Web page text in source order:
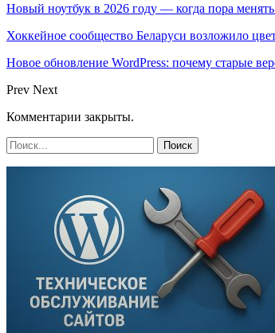
Новый ноутбук в 2026 году — когда пора
Хоккейное сообщество Беларуси возложило
Новое обновление WordPress: почему старые
Prev Next
Комментарии закрыты.